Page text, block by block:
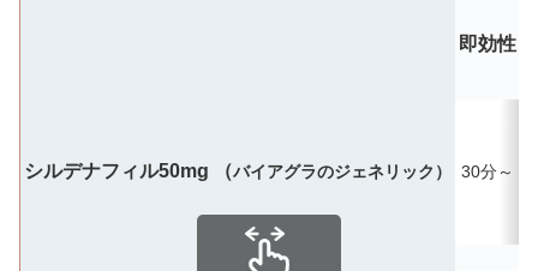
即効性
シルデナフィル50mg （バイアグラのジェネリック） 30分～